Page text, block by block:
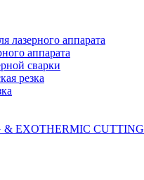
лазерного аппарата
аппарата
сварки
резка
& EXOTHERMIC CUTTING